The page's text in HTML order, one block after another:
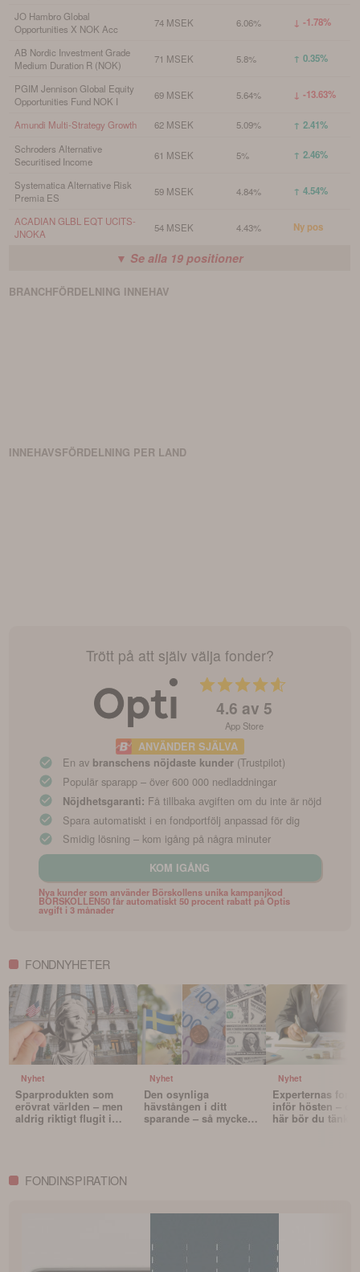
JO Hambro Global
Opportunities X NOK Acc
74 MSEK 6.06% ↓ -1.78%
AB Nordic Investment Grade
Medium Duration R (NOK)
71 MSEK 5.8% ↑ 0.35%
PGIM Jennison Global Equity
Opportunities Fund NOK I
69 MSEK 5.64% ↓ -13.63%
Amundi Multi-Strategy Growth 62 MSEK 5.09% ↑ 2.41%
Schroders Alternative
Securitised Income
61 MSEK 5% ↑ 2.46%
Systematica Alternative Risk
Premia ES
59 MSEK 4.84% ↑ 4.54%
ACADIAN GLBL EQT UCITS-
JNOKA
54 MSEK 4.43% Ny pos
▼ Se alla 19 positioner
BRANCHFÖRDELNING INNEHAV
INNEHAVSFÖRDELNING PER LAND
Trött på att själv välja fonder?
4.6 av 5
App Store
ANVÄNDER SJÄLVA
En av branschens nöjdaste kunder (Trustpilot)
Populär sparapp – över 600 000 nedladdningar
Nöjdhetsgaranti: Få tillbaka avgiften om du inte är nöjd
Spara automatiskt i en fondportfölj anpassad för dig
Smidig lösning – kom igång på några minuter
KOM IGÅNG
Nya kunder som använder Börskollens unika kampanjkod
BORSKOLLEN50 får automatiskt 50 procent rabatt på Optis
avgift i 3 månader
FONDNYHETER
Nyhet
Sparprodukten som
erövrat världen – men
aldrig riktigt flugit i
Nyhet
Den osynliga
hävstången i ditt
sparande – så mycket
Nyhet
Experternas
inför hösten –
här bör du tänka
FONDINSPIRATION